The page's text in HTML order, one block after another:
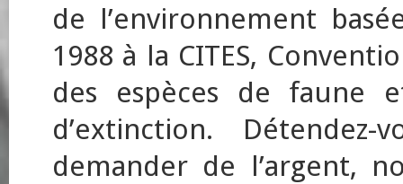
de l’environnement
1988 à la CITES,
des espèces de faune
d’extinction.
demander de l’argent,